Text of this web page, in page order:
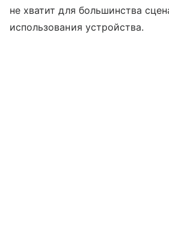
не хватит для большинства
использования устройства.